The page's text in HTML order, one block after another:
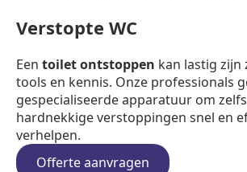
Verstopte WC
Een toilet ontstoppen kan lastig zijn
tools en kennis. Onze professionals
gespecialiseerde apparatuur om
hardnekkige verstoppingen snel en
verhelpen.
Offerte aanvragen